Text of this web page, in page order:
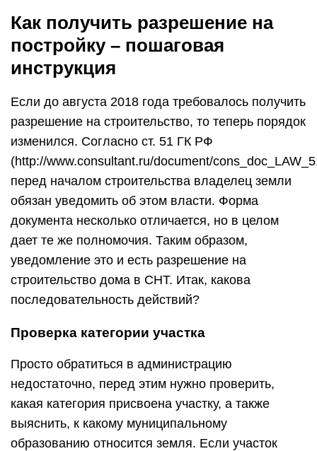
Как получить разрешение на
постройку – пошаговая
инструкция
Если до августа 2018 года требовалось получить
разрешение на строительство, то теперь порядок
изменился. Согласно ст. 51 ГК РФ
(http://www.consultant.ru/document/
перед началом строительства владелец земли
обязан уведомить об этом власти. Форма
документа несколько отличается, но в целом
дает те же полномочия. Таким образом,
уведомление это и есть разрешение на
строительство дома в СНТ. Итак, какова
последовательность действий?
Проверка категории участка
Просто обратиться в администрацию
недостаточно, перед этим нужно проверить,
какая категория присвоена участку, а также
выяснить, к какому муниципальному
образованию относится земля. Если участок